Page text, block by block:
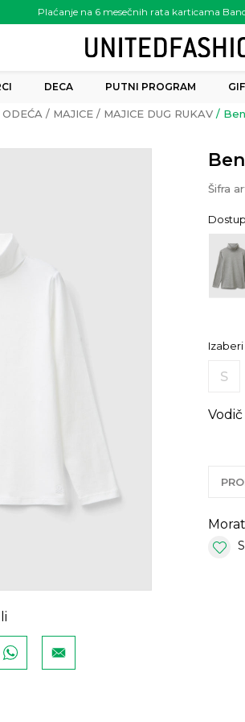
Plaćanje na 6 mesečnih rata karticama
preko 6.000.00 rsd
DECA PUTNI PROGRAM
ODEĆA MAJICE MAJICE DUG RUKAV
Šifra
S